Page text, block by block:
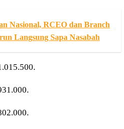
Nasional, RCEO dan Branch
Langsung Sapa Nasabah